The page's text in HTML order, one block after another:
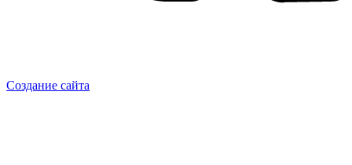
Создание сайта